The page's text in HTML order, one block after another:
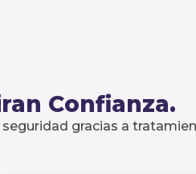
Confianza.
gracias a